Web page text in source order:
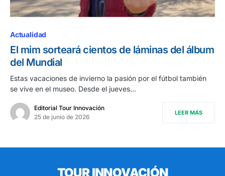
Actualidad
El mim sorteará cientos de láminas del álbum
del Mundial
Estas vacaciones de invierno la pasión por el fútbol también
se vive en el museo. Desde el jueves…
Editorial Tour Innovación
25 de junio de 2026
LEER MÁS
TOUR INNOVACIÓN